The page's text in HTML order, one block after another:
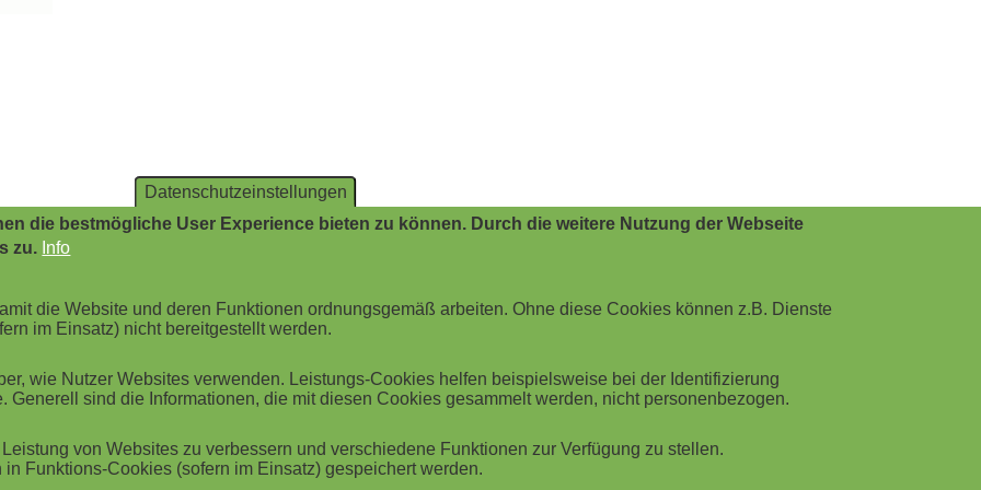
Datenschutzeinstellungen
die bestmögliche User Experience bieten zu können. Durch die weitere Nutzung der Webseite
zu. Info
die Website und deren Funktionen ordnungsgemäß arbeiten. Ohne diese Cookies können z.B. Dienste
im Einsatz) nicht bereitgestellt werden.
wie Nutzer Websites verwenden. Leistungs-Cookies helfen beispielsweise bei der Identifizierung
Generell sind die Informationen, die mit diesen Cookies gesammelt werden, nicht personenbezogen.
von Websites zu verbessern und verschiedene Funktionen zur Verfügung zu stellen.
Funktions-Cookies (sofern im Einsatz) gespeichert werden.